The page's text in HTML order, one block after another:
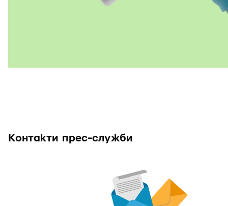
Контакти прес-служби